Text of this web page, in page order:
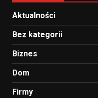
Aktualności
Bez kategorii
Biznes
Dom
Firmy